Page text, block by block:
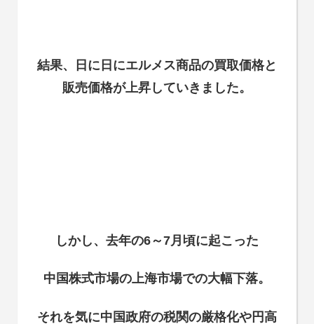
結果、日に日にエルメス商品の買取価格と
販売価格が上昇していきました。
しかし、去年の6～7月頃に起こった
中国株式市場の上海市場での大幅下落。
それを気に中国政府の税関の厳格化や円高